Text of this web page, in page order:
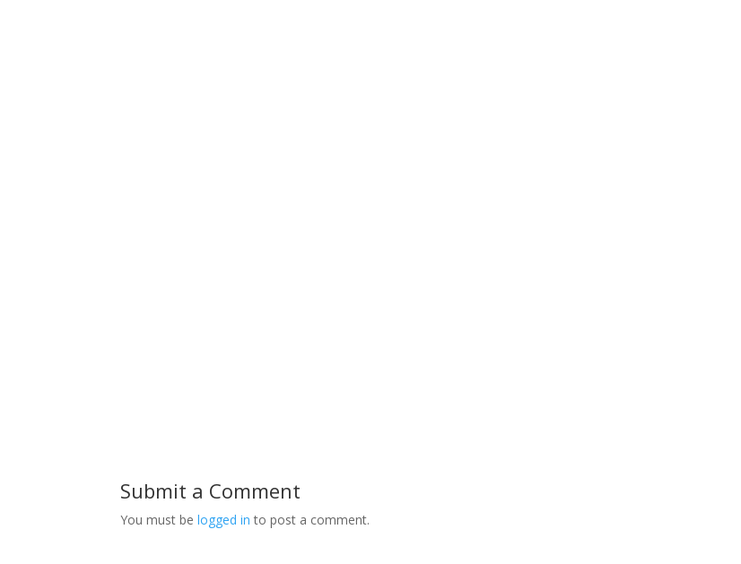
Submit a Comment
You must belogged in to post a comment.